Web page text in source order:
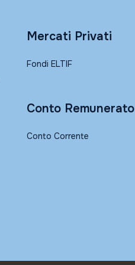
Mercati Privati
Fondi ELTIF
Conto Remunerato
Conto Corrente